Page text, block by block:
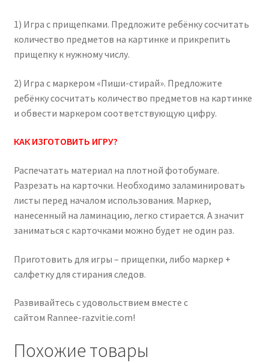
1) Игра с прищепками. Предложите ребёнку сосчитать
количество предметов на картинке и прикрепить
прищепку к нужному числу.
2) Игра с маркером «Пиши-стирай». Предложите
ребёнку сосчитать количество предметов на картинке
и обвести маркером соответствующую цифру.
КАК ИЗГОТОВИТЬ ИГРУ?
Распечатать материал на плотной фотобумаге.
Разрезать на карточки. Необходимо заламинировать
листы перед началом использования. Маркер,
нанесенный на ламинацию, легко стирается. А значит
заниматься с карточками можно будет не один раз.
Приготовить для игры – прищепки, либо маркер +
салфетку для стирания следов.
Развивайтесь с удовольствием вместе с
сайтом Rannee-razvitie.com!
Похожие товары